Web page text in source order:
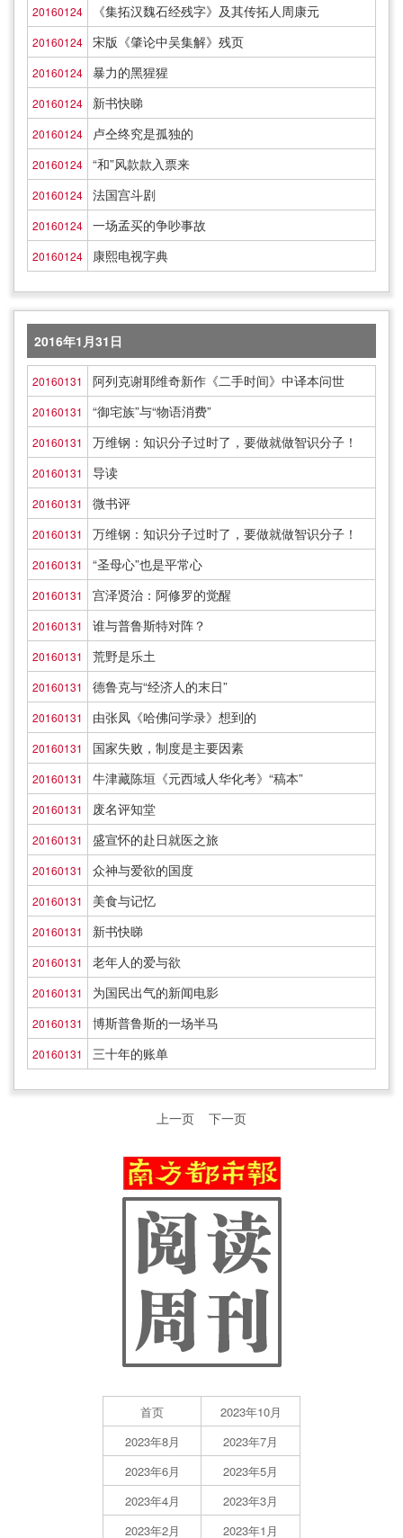
20160124 《集拓汉魏石经残字》及其传拓人周康元
20160124 宋版《肇论中吴集解》残页
20160124 暴力的黑猩猩
20160124 新书快睇
20160124 卢仝终究是孤独的
20160124 “和”风款款入票来
20160124 法国宫斗剧
20160124 一场孟买的争吵事故
20160124 康熙电视字典
2016年1月31日
20160131 阿列克谢耶维奇新作《二手时间》中译本问世
20160131 “御宅族”与“物语消费”
20160131 万维钢：知识分子过时了，要做就做智识分子！
20160131 导读
20160131 微书评
20160131 万维钢：知识分子过时了，要做就做智识分子！
20160131 “圣母心”也是平常心
20160131 宫泽贤治：阿修罗的觉醒
20160131 谁与普鲁斯特对阵？
20160131 荒野是乐土
20160131 德鲁克与“经济人的末日”
20160131 由张凤《哈佛问学录》想到的
20160131 国家失败，制度是主要因素
20160131 牛津藏陈垣《元西域人华化考》“稿本”
20160131 废名评知堂
20160131 盛宣怀的赴日就医之旅
20160131 众神与爱欲的国度
20160131 美食与记忆
20160131 新书快睇
20160131 老年人的爱与欲
20160131 为国民出气的新闻电影
20160131 博斯普鲁斯的一场半马
20160131 三十年的账单
上一页 下一页
首页
2023年10月
2023年8月
2023年7月
2023年6月
2023年5月
2023年4月
2023年3月
2023年2月
2023年1月